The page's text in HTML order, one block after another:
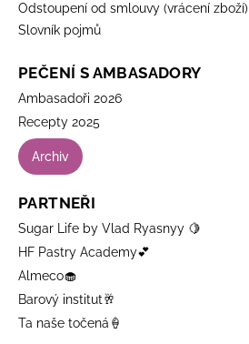
Odstoupení od smlouvy (vrácení zboží)
Slovník pojmů
PEČENÍ S AMBASADORY
Ambasadoři 2026
Recepty 2025
Archiv
PARTNEŘI
Sugar Life by Vlad Ryasnyy 🍋
HF Pastry Academy💕
Almeco🧁
Barový institut🥂
Ta naše točená🍦